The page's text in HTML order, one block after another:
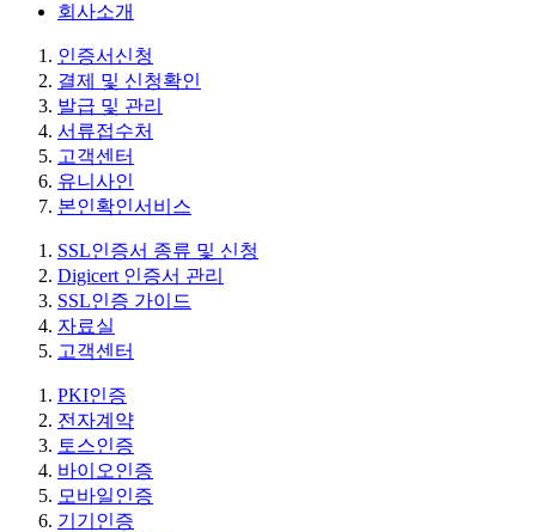
회사소개
인증서신청
결제 및 신청확인
발급 및 관리
서류접수처
고객센터
유니사인
본인확인서비스
SSL인증서 종류 및 신청
Digicert 인증서 관리
SSL인증 가이드
자료실
고객센터
PKI인증
전자계약
토스인증
바이오인증
모바일인증
기기인증